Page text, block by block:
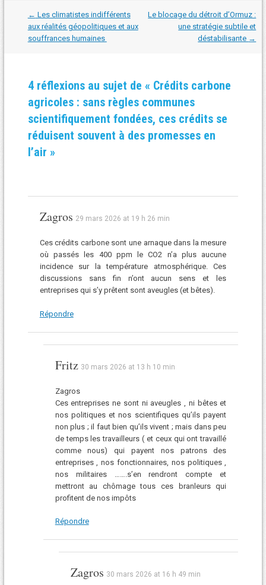
Navigation
les
articles
← Les climatistes indifférents
aux réalités géopolitiques et aux
souffrances humaines
Le blocage du détroit d’Ormuz :
une stratégie subtile et
déstabilisante →
4 réflexions au sujet de « Crédits carbone
agricoles : sans règles communes
scientifiquement fondées, ces crédits se
réduisent souvent à des promesses en
l’air »
Zagros 29 mars 2026 at 19 h 26 min
Ces crédits carbone sont une arnaque dans la mesure
où passés les 400 ppm le CO2 n’a plus aucune
incidence sur la température atmosphérique. Ces
discussions sans fin n’ont aucun sens et les
entreprises qui s’y prêtent sont aveugles (et bêtes).
Répondre
Fritz 30 mars 2026 at 13 h 10 min
Zagros
Ces entreprises ne sont ni aveugles , ni bêtes et
nos politiques et nos scientifiques qu’ils payent
non plus ; il faut bien qu’ils vivent ; mais dans peu
de temps les travailleurs ( et ceux qui ont travaillé
comme nous) qui payent nos patrons des
entreprises , nos fonctionnaires, nos politiques ,
nos militaires …….s’en rendront compte et
mettront au chômage tous ces branleurs qui
profitent de nos impôts
Répondre
Zagros 30 mars 2026 at 16 h 49 min